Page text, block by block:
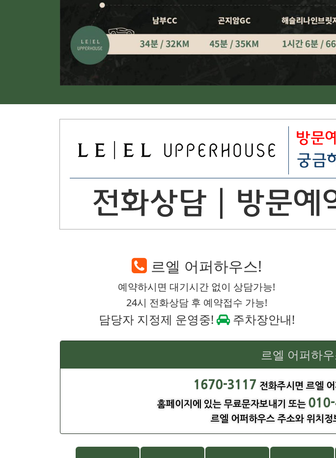
르엘 어퍼하우스!
예약하시면 대기시간 없이 상담가능!
24시 전화상담 후 예약접수 가능!
담당자 지정제 운영중! 주차장안내!
르엘 어퍼하
1670-3117 전화주시면 르엘
홈페이지에 있는 무료문자보내기 또는
르엘 어퍼하우스 주소와 위치